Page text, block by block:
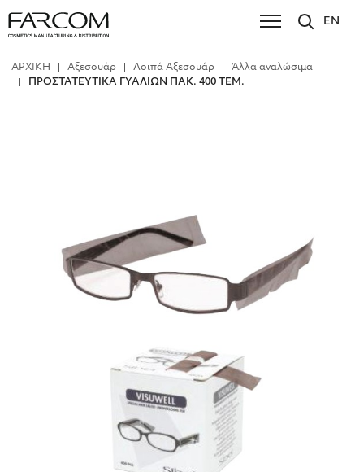
EN
ΑΡΧΙΚΗ Αξεσουάρ Λοιπά Αξεσουάρ
Άλλα αναλώσιμα
ΠΡΟΣΤΑΤΕΥΤΙΚΑ ΓΥΑΛΙΩΝ ΠΑΚ. 400 ΤΕΜ.